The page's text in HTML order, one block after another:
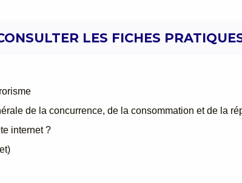
LES FICHES
de la concurrence, de la consommation et de la
internet ?